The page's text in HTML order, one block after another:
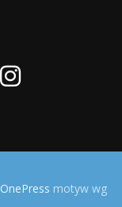
OnePress motyw wg